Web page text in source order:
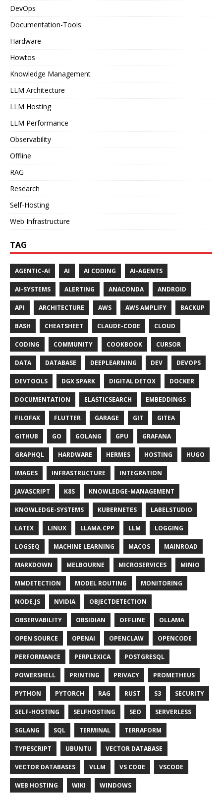
DevOps
Documentation-Tools
Hardware
Howtos
Knowledge Management
LLM Architecture
LLM Hosting
LLM Performance
Observability
Offline
RAG
Research
Self-Hosting
Web Infrastructure
TAG
AGENTIC-AI AI AI CODING AI-AGENTS
AI-SYSTEMS ALERTING ANACONDA ANDROID
API ARCHITECTURE AWS AWS AMPLIFY BACKUP
BASH CHEATSHEET CLAUDE-CODE CLOUD
CODING COMMUNITY COOKBOOK CURSOR
DATA DATABASE DEEPLEARNING DEV DEVOPS
DEVTOOLS DGX SPARK DIGITAL DETOX DOCKER
DOCUMENTATION ELASTICSEARCH EMBEDDINGS
FILOFAX FLUTTER GARAGE GIT GITEA
GITHUB GO GOLANG GPU GRAFANA
GRAPHQL HARDWARE HERMES HOSTING HUGO
IMAGES INFRASTRUCTURE INTEGRATION
JAVASCRIPT K8S KNOWLEDGE-MANAGEMENT
KNOWLEDGE-SYSTEMS KUBERNETES LABELSTUDIO
LATEX LINUX LLAMA.CPP LLM LOGGING
LOGSEQ MACHINE LEARNING MACOS MAINROAD
MARKDOWN MELBOURNE MICROSERVICES MINIO
MMDETECTION MODEL ROUTING MONITORING
NODE.JS NVIDIA OBJECTDETECTION
OBSERVABILITY OBSIDIAN OFFLINE OLLAMA
OPEN SOURCE OPENAI OPENCLAW OPENCODE
PERFORMANCE PERPLEXICA POSTGRESQL
POWERSHELL PRINTING PRIVACY PROMETHEUS
PYTHON PYTORCH RAG RUST S3 SECURITY
SELF-HOSTING SELFHOSTING SEO SERVERLESS
SGLANG SQL TERMINAL TERRAFORM
TYPESCRIPT UBUNTU VECTOR DATABASE
VECTOR DATABASES VLLM VS CODE VSCODE
WEB HOSTING WIKI WINDOWS